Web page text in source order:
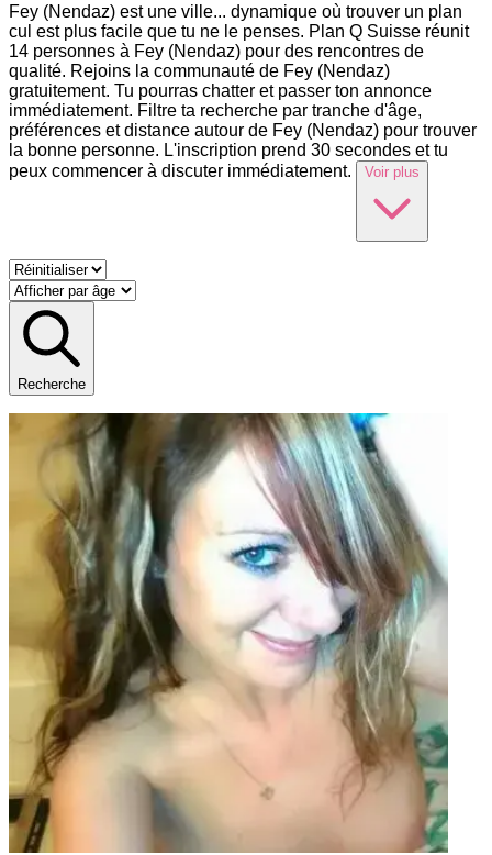
Fey (Nendaz) est une ville... dynamique où trouver un plan
cul est plus facile que tu ne le penses. Plan Q Suisse réunit
14 personnes à Fey (Nendaz) pour des rencontres de
qualité. Rejoins la communauté de Fey (Nendaz)
gratuitement. Tu pourras chatter et passer ton annonce
immédiatement. Filtre ta recherche par tranche d'âge,
préférences et distance autour de Fey (Nendaz) pour trouver
la bonne personne. L'inscription prend 30 secondes et tu
peux commencer à discuter immédiatement.
Voir plus
Recherche